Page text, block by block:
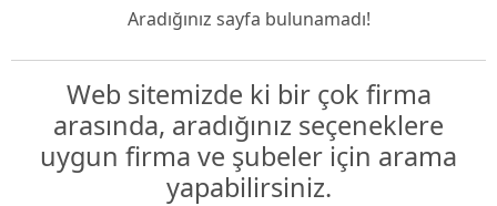
Aradığınız sayfa bulunamadı!
Web sitemizde ki bir çok firma
arasında, aradığınız seçeneklere
uygun firma ve şubeler için arama
yapabilirsiniz.